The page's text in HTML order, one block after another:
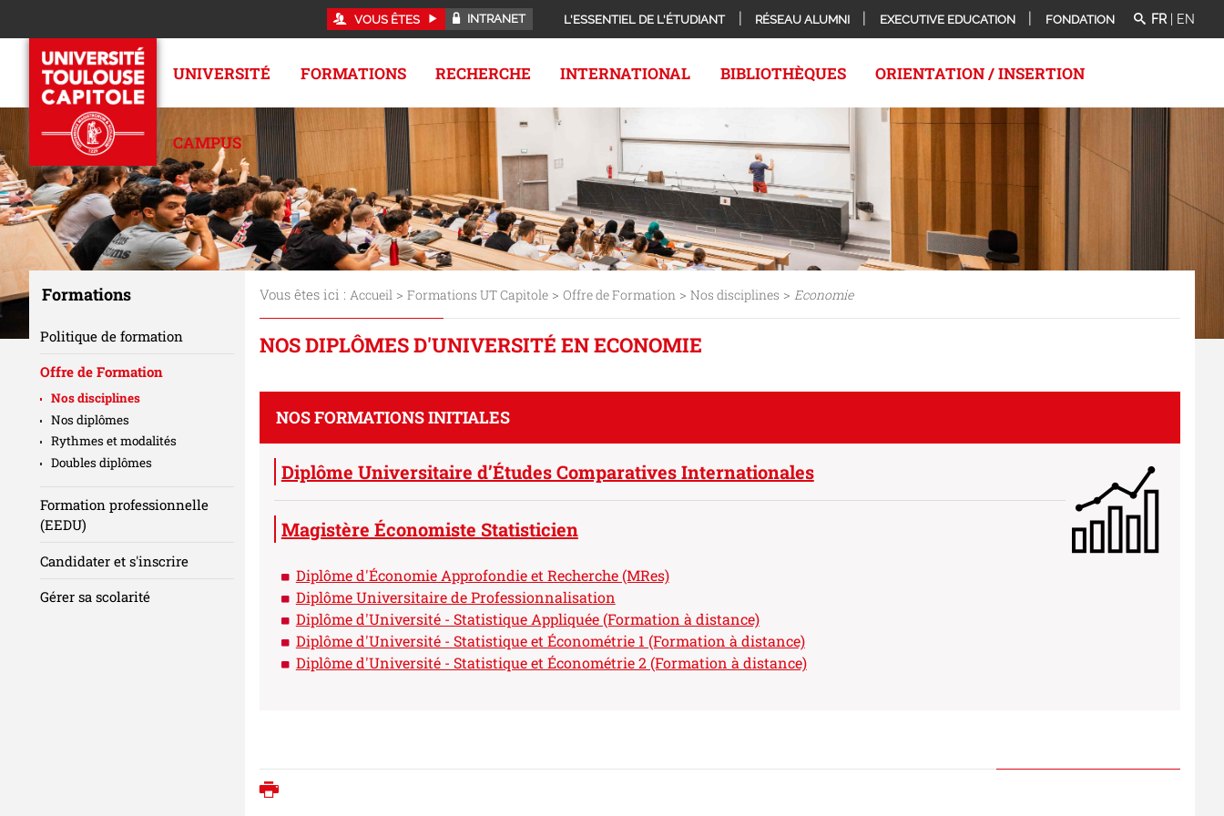
VOUS ÊTES INTRANET L'ESSENTIEL DE L'ÉTUDIANT RÉSEAU ALUMNI EXECUTIVE EDUCATION FONDATION FR EN
UNIVERSITÉ FORMATIONS RECHERCHE INTERNATIONAL BIBLIOTHÈQUES ORIENTATION / INSERTION
CAMPUS
Vous êtes ici : Accueil> Formations UT Capitole> Offre de Formation> Nos disciplines > Economie
NOS DIPLÔMES D'UNIVERSITÉ EN ECONOMIE
NOS FORMATIONS INITIALES
Diplôme Universitaire d’Études Comparatives Internationales
Magistère Économiste Statisticien
Diplôme d'Économie Approfondie et Recherche (MRes)
Diplôme Universitaire de Professionnalisation
Diplôme d'Université - Statistique Appliquée (Formation à distance)
Diplôme d'Université - Statistique et Économétrie 1 (Formation à distance)
Diplôme d'Université - Statistique et Économétrie 2 (Formation à distance)
Formations
Politique de formation
Offre de Formation
Nos disciplines
Nos diplômes
Rythmes et modalités
Doubles diplômes
Formation professionnelle
(EEDU)
Candidater et s'inscrire
Gérer sa scolarité